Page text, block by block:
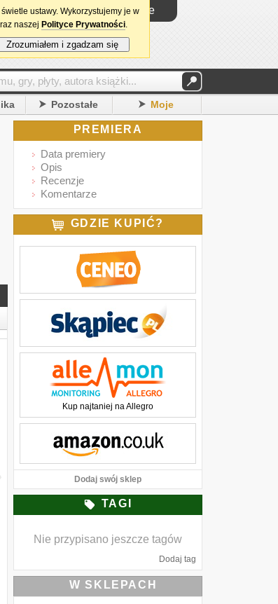
Logowanie
Pozostałe Moje
PREMIERA
Data premiery
Opis
Recenzje
Komentarze
GDZIE KUPIĆ?
Kup najtaniej na Allegro
Dodaj swój sklep
TAGI
Nie przypisano jeszcze tagów
Dodaj tag
W SKLEPACH
ustawy. Wykorzystujemy je w
naszej Polityce Prywatności.
Zrozumiałem i zgadzam się